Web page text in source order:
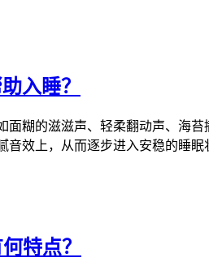
入睡？
糊的滋滋声、轻柔翻动声、海
效上，从而逐步进入安稳的睡眠
特点？